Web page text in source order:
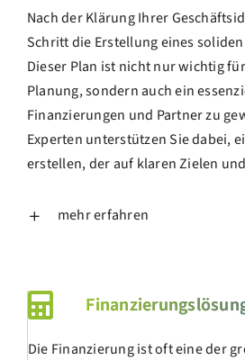
Nach der Klärung Ihrer
Schritt die Erstellung eines
Dieser Plan ist nicht nur wichtig
Planung, sondern auch ein
Finanzierungen und Partner zu
Experten unterstützen Sie dabei,
erstellen, der auf klaren Zielen
mehr erfahren
Die Finanzierung ist oft eine der